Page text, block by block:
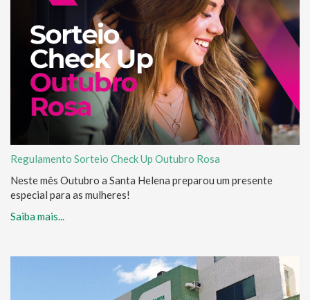
Regulamento Sorteio Check Up Outubro Rosa
Neste mês Outubro a Santa Helena preparou um presente
especial para as mulheres!
Saiba mais...